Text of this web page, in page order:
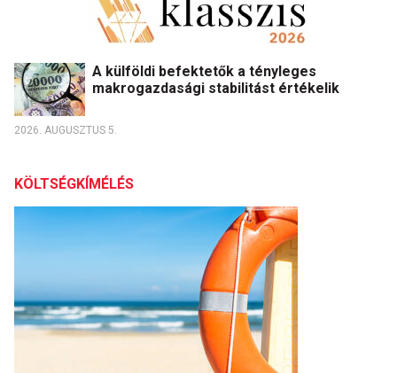
A külföldi befektetők a tényleges
makrogazdasági stabilitást értékelik
2026. AUGUSZTUS 5.
KÖLTSÉGKÍMÉLÉS